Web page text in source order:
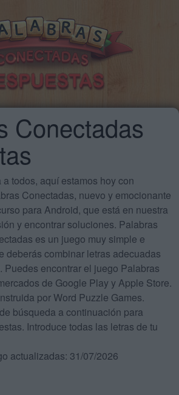
Conectadas
a todos, aquí estamos hoy con
Conectadas, nuevo y emocionante
para Android, que está en nuestra
y encontrar soluciones. Palabras
es un juego muy simple e
deberás combinar letras adecuadas
Puedes encontrar el juego Palabras
de Google Play y Apple Store.
por Word Puzzle Games.
búsqueda a continuación para
Introduce todas las letras de tu
actualizadas: 31/07/2026